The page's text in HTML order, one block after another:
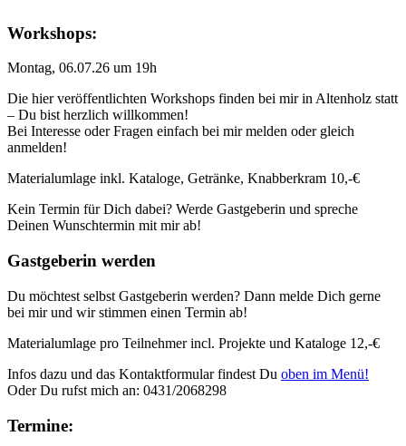
Workshops:
Montag, 06.07.26 um 19h
Die hier veröffentlichten Workshops finden bei mir in Altenholz statt
– Du bist herzlich willkommen!
Bei Interesse oder Fragen einfach bei mir melden oder gleich
anmelden!
Materialumlage inkl. Kataloge, Getränke, Knabberkram 10,-€
Kein Termin für Dich dabei? Werde Gastgeberin und spreche
Deinen Wunschtermin mit mir ab!
Gastgeberin werden
Du möchtest selbst Gastgeberin werden? Dann melde Dich gerne
bei mir und wir stimmen einen Termin ab!
Materialumlage pro Teilnehmer incl. Projekte und Kataloge 12,-€
Infos dazu und das Kontaktformular findest Du oben im Menü!
Oder Du rufst mich an: 0431/2068298
Termine: